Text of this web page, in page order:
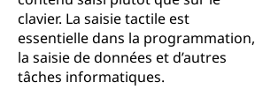
clavier. La saisie tactile est
essentielle dans la programmation,
la saisie de données et d’autres
tâches informatiques.